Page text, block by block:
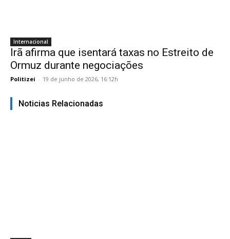
Internacional
Irã afirma que isentará taxas no Estreito de
Ormuz durante negociações
Politizei - 19 de junho de 2026, 16:12h
Noticias Relacionadas